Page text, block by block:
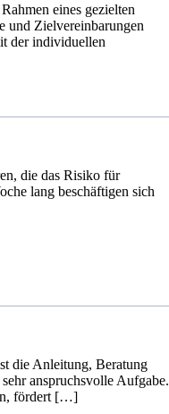
eines gezielten
und Zielvereinbarungen
der individuellen
die das Risiko für
lang beschäftigen sich
die Anleitung, Beratung
anspruchsvolle Aufgabe.
fördert […]